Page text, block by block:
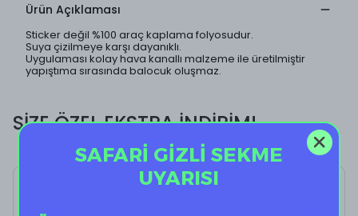
Ürün Açıklaması
Sticker değil %100 araç kaplama folyosudur.
Suya çizilmeye karşı dayanıklı.
Uygulaması kolay hava kanallı malzeme ile üretilmiştir
yapıştıma sırasında balocuk oluşmaz.
SİZE ÖZEL EKSTRA İNDİRİM!
SAFARİ GİZLİ SEKME
UYARISI